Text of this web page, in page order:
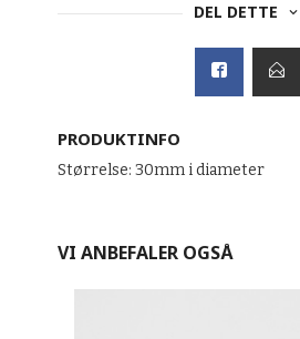
DEL DETTE
PRODUKTINFO
Størrelse: 30mm i diameter
VI ANBEFALER OGSÅ